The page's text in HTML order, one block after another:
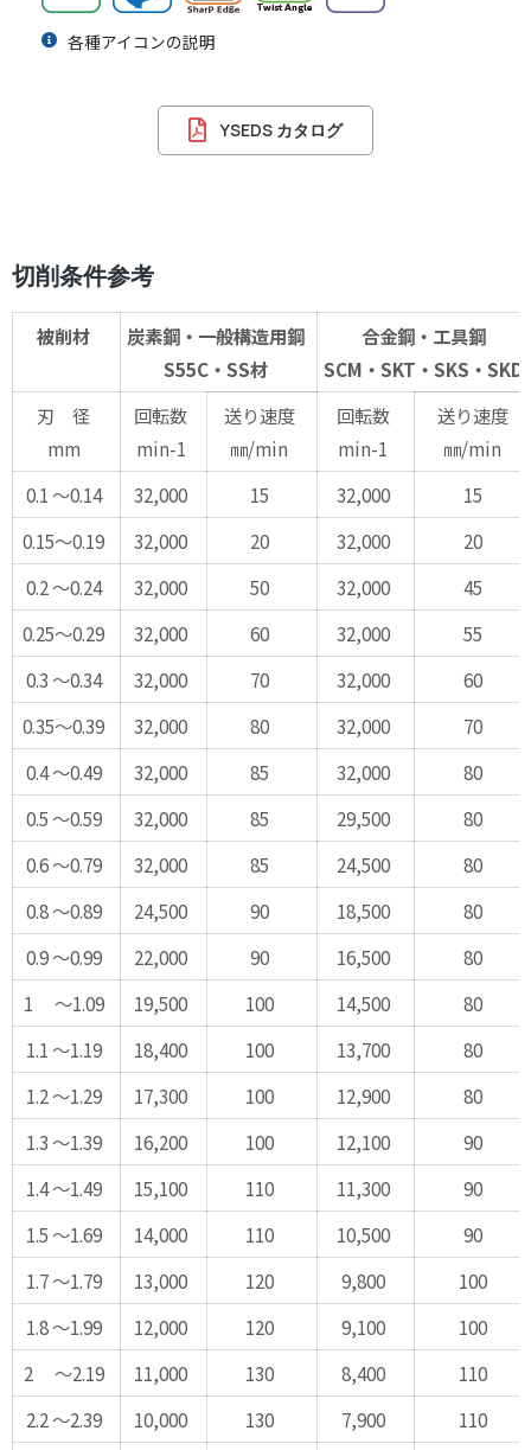
各種アイコンの説明
YSEDS カタログ
切削条件参考
被削材
炭素鋼・一般構造用鋼
S55C・SS材
合金鋼・工具鋼
SCM・SKT・SKS・SKD
刃 径
mm
回転数
min-1
送り速度
㎜/min
回転数
min-1
送り速度
㎜/min
0.1 ～0.14
32,000 15 32,000
15
0.15～0.19
32,000 20 32,000
20
0.2 ～0.24
32,000 50 32,000
45
0.25～0.29
32,000 60 32,000
55
0.3 ～0.34
32,000 70 32,000
60
0.35～0.39
32,000 80 32,000
70
0.4 ～0.49
32,000 85 32,000
80
0.5 ～0.59
32,000 85 29,500
80
0.6 ～0.79
32,000 85 24,500
80
0.8 ～0.89
24,500 90 18,500
80
0.9 ～0.99
22,000 90 16,500
80
1 ～1.09
19,500 100 14,500
80
1.1 ～1.19
18,400 100 13,700
80
1.2 ～1.29
17,300 100 12,900
80
1.3 ～1.39
16,200 100 12,100
90
1.4 ～1.49
15,100 110 11,300
90
1.5 ～1.69
14,000 110 10,500
90
1.7 ～1.79
13,000 120 9,800
100
1.8 ～1.99
12,000 120 9,100
100
2 ～2.19
11,000 130 8,400
110
2.2 ～2.39
10,000 130 7,900
110